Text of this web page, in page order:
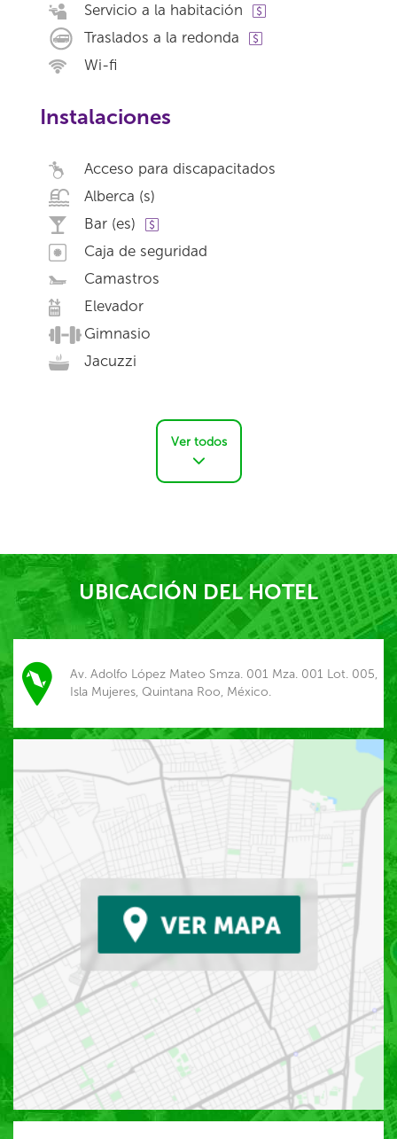
Servicio a la habitación
Traslados a la redonda
Wi-fi
Instalaciones
Acceso para discapacitados
Alberca (s)
Bar (es)
Caja de seguridad
Camastros
Elevador
Gimnasio
Jacuzzi
Ver todos
UBICACIÓN DEL HOTEL
Av. Adolfo López Mateo Smza. 001 Mza. 001 Lot. 005,
Isla Mujeres, Quintana Roo, México.